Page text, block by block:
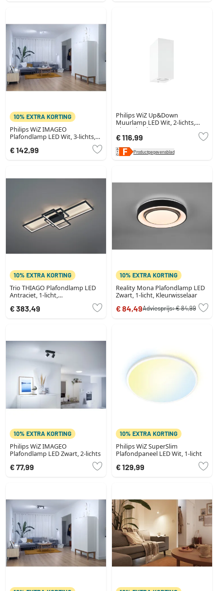
10% EXTRA KORTING
Philips WiZ IMAGEO
Plafondlamp LED Wit, 3-lichts,
€ 142,99
Philips WiZ Up&Down
Muurlamp LED Wit, 2-lichts,
Kleurwisselaar
€ 116,99
Productgegevensblad
10% EXTRA KORTING
Trio THIAGO Plafondlamp LED
Antraciet, 1-licht,
Kleurwisselaar
€ 383,49
10% EXTRA KORTING
Reality Mona Plafondlamp LED
Zwart, 1-licht, Kleurwisselaar
€ 84,49Adviesprijs:€ 84,99
10% EXTRA KORTING
Philips WiZ IMAGEO
Plafondlamp LED Zwart, 2-lichts
€ 77,99
10% EXTRA KORTING
Philips WiZ SuperSlim
Plafondpaneel LED Wit, 1-licht
€ 129,99